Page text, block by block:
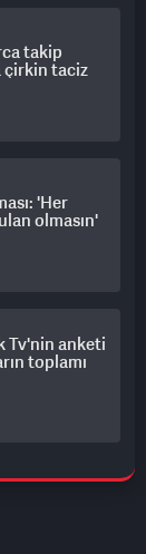
takip
çirkin taciz
'Her
olmasın'
Tv'nin anketi
toplamı